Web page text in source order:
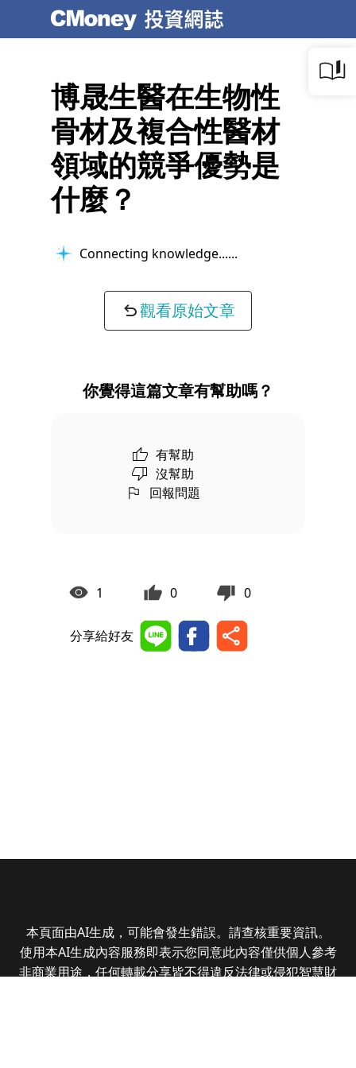
博晟生醫在生物性
骨材及複合性醫材
領域的競爭優勢是
什麼？
Connecting knowledge...
觀看原始文章
你覺得這篇文章有幫助嗎？
有幫助
沒幫助
回報問題
1 0 0
分享給好友
本頁面由AI生成，可能會發生錯誤。請查核重要資訊。
使用本AI生成內容服務即表示您同意此內容僅供個人參考
非商業用途，任何轉載分享皆不得違反法律或侵犯智慧財